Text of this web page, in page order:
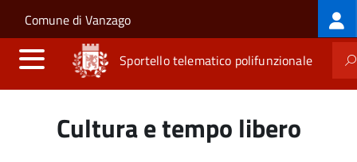
Salta al contenuto principale
Skip to site navigation
Comune di Vanzago
Sportello telematico polifunzionale
Cultura e tempo libero